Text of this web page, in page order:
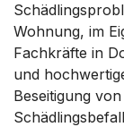
Wohnung, im
Fachkräfte in
und
Beseitigung